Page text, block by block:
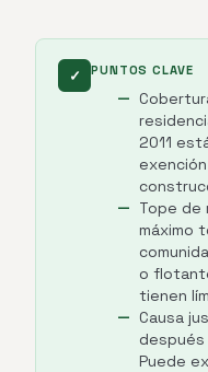
✓ PUNTOS CLAVE
2011
Tope de
máximo
o
tienen
Causa
Puede